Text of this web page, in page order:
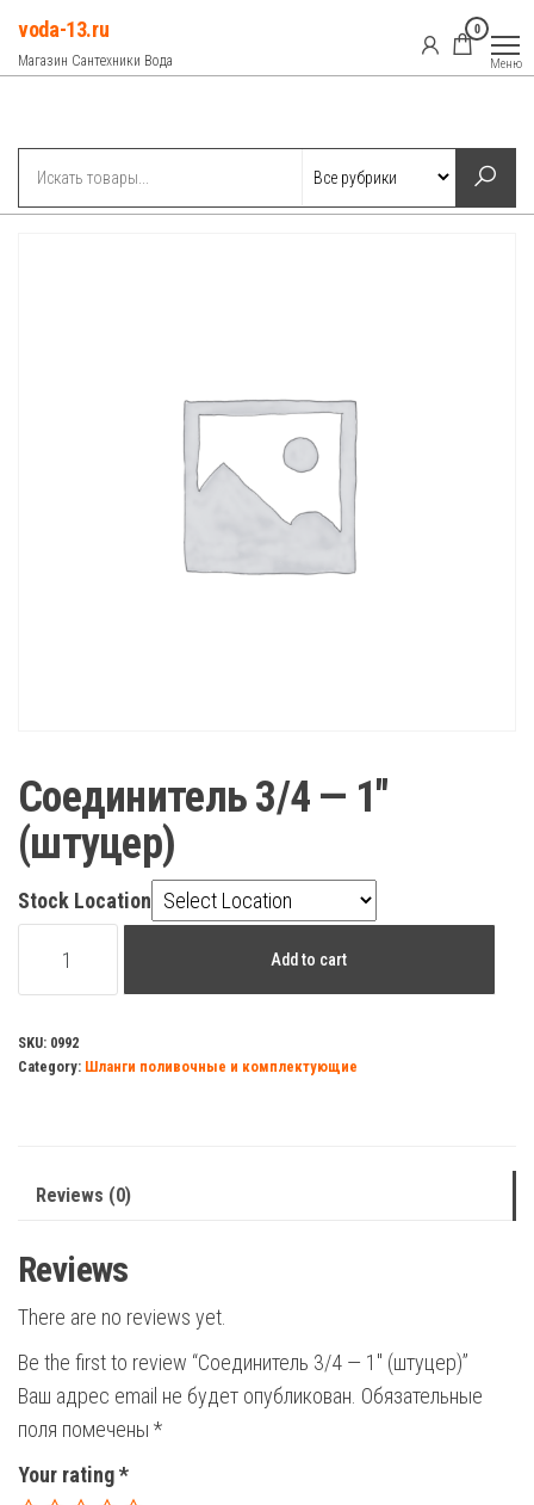
Перейти
содержимому
voda-13.ru
Магазин Сантехники Вода
0
Меню
Соединитель 3/4 — 1″
(штуцер)
Stock Location
1"
(штуцер)
Add to cart
SKU: 0992
Category: Шланги поливочные и комплектующие
Reviews (0)
Reviews
There are no reviews yet.
Be the first to review “Соединитель 3/4 — 1″ (штуцер)”
Ваш адрес email не будет опубликован. Обязательные
поля помечены *
Your rating*